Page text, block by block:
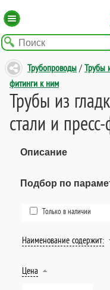
Трубопроводы / Трубы
фитинги к ним
Трубы из
стали и
Описание
Подбор по
Только в наличии
Наименование содержит:
Цена